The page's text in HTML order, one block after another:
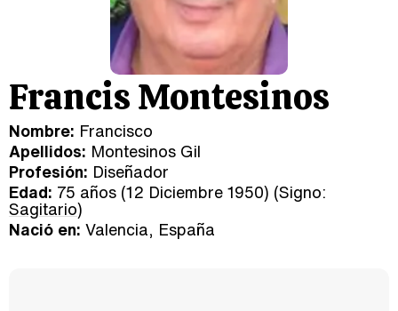
Francis Montesinos
Nombre: Francisco
Apellidos: Montesinos Gil
Profesión: Diseñador
Edad: 75 años (12 Diciembre 1950) (Signo:
Sagitario)
Nació en: Valencia, España